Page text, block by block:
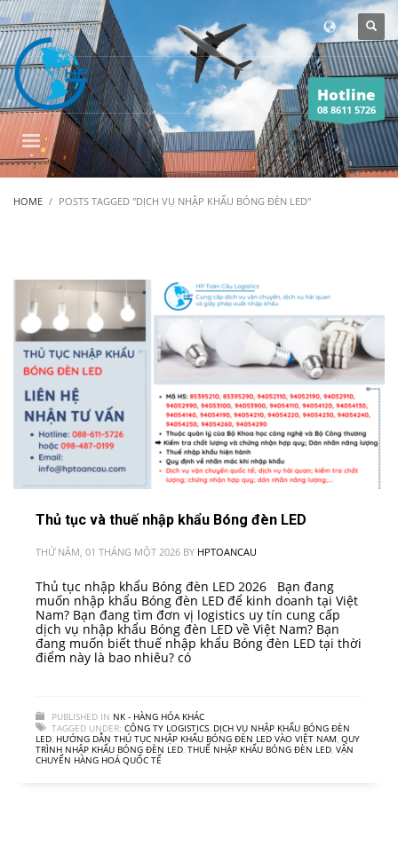
Hotline
08 8611 5726
HOME POSTS TAGGED "DỊCH VỤ NHẬP KHẨU BÓNG ĐÈN LED"
Thủ tục và thuế nhập khẩu Bóng đèn LED
THỨ NĂM, 01 THÁNG MỘT 2026 BY HPTOANCAU
Thủ tục nhập khẩu Bóng đèn LED 2026 Bạn đang
muốn nhập khẩu Bóng đèn LED để kinh doanh tại Việt
Nam? Bạn đang tìm đơn vị logistics uy tín cung cấp
dịch vụ nhập khẩu Bóng đèn LED về Việt Nam? Bạn
đang muốn biết thuế nhập khẩu Bóng đèn LED tại thời
điểm này là bao nhiêu? có
PUBLISHED IN NK - HÀNG HÓA KHÁC
TAGGED UNDER: CÔNG TY LOGISTICS, DỊCH VỤ NHẬP KHẨU BÓNG ĐÈN
LED, HƯỚNG DẪN THỦ TỤC NHẬP KHẨU BÓNG ĐÈN LED VÀO VIỆT NAM, QUY
TRÌNH NHẬP KHẨU BÓNG ĐÈN LED, THUẾ NHẬP KHẨU BÓNG ĐÈN LED, VẬN
CHUYỂN HÀNG HOÁ QUỐC TẾ